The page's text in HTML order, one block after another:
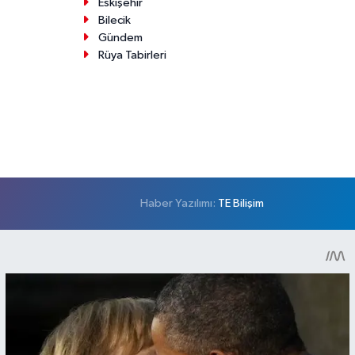
Eskişehir
Bilecik
Gündem
Rüya Tabirleri
Haber Yazılımı: TE Bilişim